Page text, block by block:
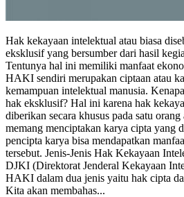
Hak kekayaan intelektual atau biasa
eksklusif yang bersumber dari hasil
Tentunya hal ini memiliki manfaat
HAKI sendiri merupakan ciptaan atau
kemampuan intelektual manusia.
hak eksklusif? Hal ini karena hak
diberikan secara khusus pada satu
memang menciptakan karya cipta yang
pencipta karya bisa mendapatkan
tersebut. Jenis-Jenis Hak Kekayaan
DJKI (Direktorat Jenderal Kekayaan
HAKI dalam dua jenis yaitu hak cipta
Kita akan membahas...